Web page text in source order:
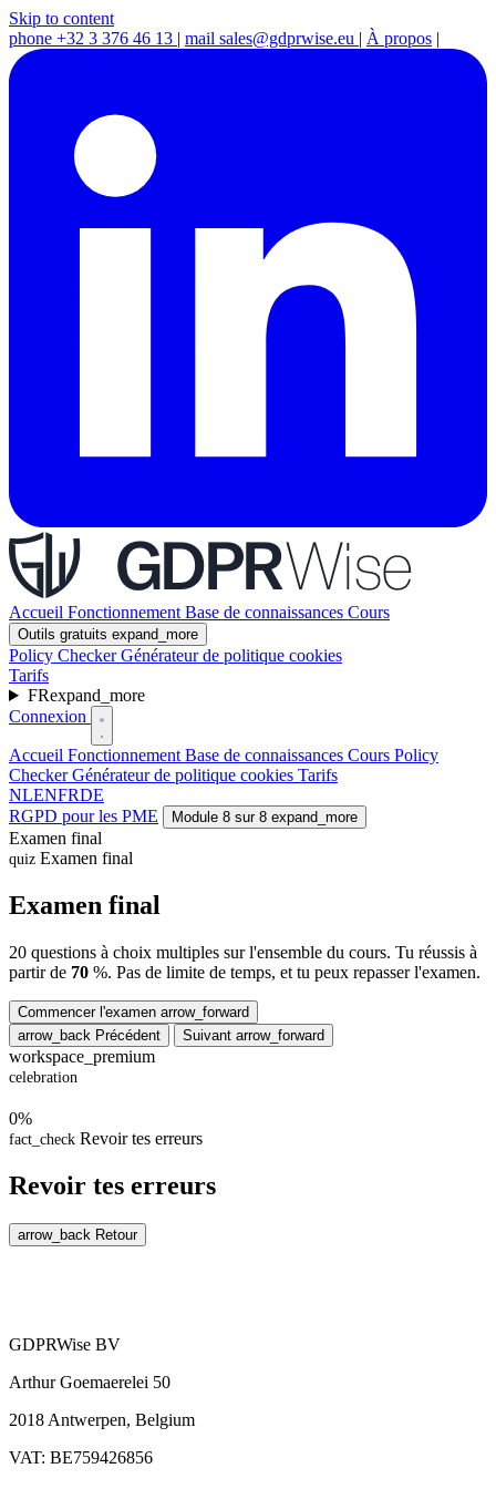
Skip to content
phone +32 3 376 46 13 | mail sales@gdprwise.eu | À propos |
Accueil Fonctionnement Base de connaissances Cours
Outils gratuits expand_more
Policy CheckerGénérateur de politique cookies
Tarifs
FRexpand_more
Connexion
Accueil Fonctionnement Base de connaissances Cours Policy
CheckerGénérateur de politique cookies Tarifs
NLENFRDE
RGPD pour les PME
Module 8 sur 8 expand_more
Examen final
quiz Examen final
Examen final
20 questions à choix multiples sur l'ensemble du cours. Tu réussis à
partir de 70 %. Pas de limite de temps, et tu peux repasser l'examen.
Commencer l'examen arrow_forward
arrow_back Précédent Suivant arrow_forward
workspace_premium
celebration
0%
fact_check Revoir tes erreurs
Revoir tes erreurs
arrow_back Retour
GDPRWise BV
Arthur Goemaerelei 50
2018 Antwerpen, Belgium
VAT: BE759426856